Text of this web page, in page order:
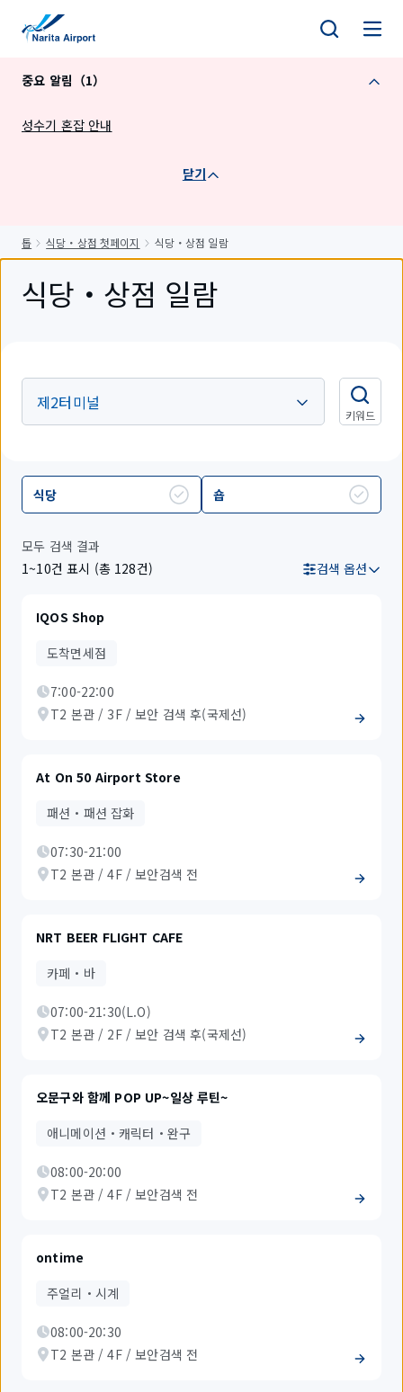
중요 알림（1）
성수기 혼잡 안내
닫기
톱 식당・상점 첫페이지 식당・상점 일람
식당・상점 일람
제2터미널
키워드
식당 숍
모두 검색 결과
1~10건 표시 (총 128건)
검색 옵션
IQOS Shop
도착면세점
7:00-22:00
T2 본관 / 3F / 보안 검색 후(국제선)
At On 50 Airport Store
패션・패션 잡화
07:30-21:00
T2 본관 / 4F / 보안검색 전
NRT BEER FLIGHT CAFE
카페・바
07:00-21:30(L.O)
T2 본관 / 2F / 보안 검색 후(국제선)
오문구와 함께 POP UP~일상 루틴~
애니메이션・캐릭터・완구
08:00-20:00
T2 본관 / 4F / 보안검색 전
ontime
주얼리・시계
08:00-20:30
T2 본관 / 4F / 보안검색 전